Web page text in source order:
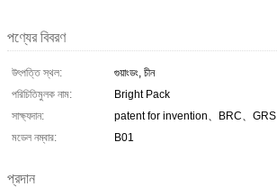
পণ্যের বিবরণ
উৎপত্তি স্থল:
গুয়াংডং, চীন
পরিচিতিমুলক নাম:
Bright Pack
সাক্ষ্যদান:
patent for invention、BRC、GRS
মডেল নম্বার:
B01
প্রদান